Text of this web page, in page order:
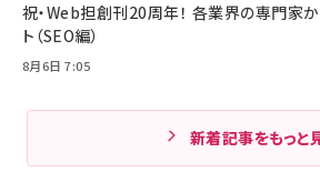
祝・Web担創刊20周年！ 各業界の専門家
ト（SEO編）
8月6日 7:05
新着記事をもっと